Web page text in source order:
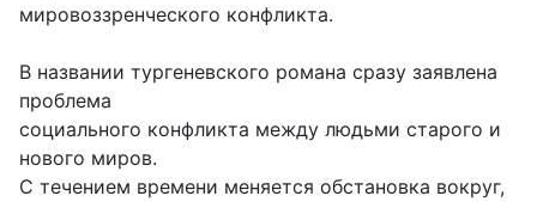
мировоззренческого конфликта.
В названии тургеневского романа сразу заявлена
проблема
социального конфликта между людьми старого и
нового миров.
С течением времени меняется обстановка вокруг,